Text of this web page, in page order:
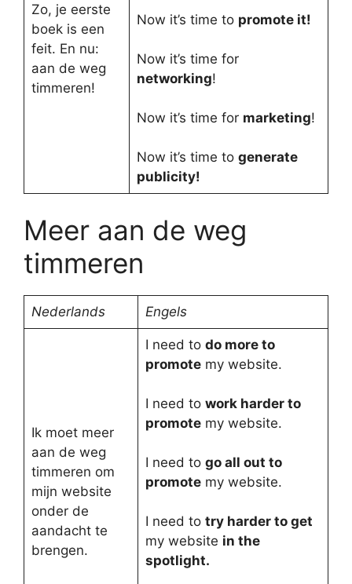
Zo, je eerste
boek is een
feit. En nu:
aan de weg
timmeren!
Now it’s time to promote it!
Now it’s time for
networking!
Now it’s time for marketing!
Now it’s time to generate
publicity!
Meer aan de weg
timmeren
Nederlands Engels
Ik moet meer
aan de weg
timmeren om
mijn website
onder de
aandacht te
brengen.
I need to do more to
promotemy website.
I need to work harder to
promotemy website.
I need to go all out to
promotemy website.
I need to try harder to get
my website in the
spotlight.